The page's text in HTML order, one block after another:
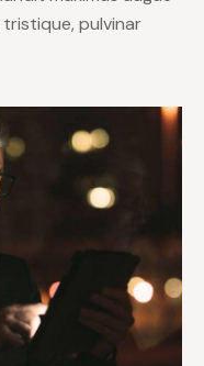
tristique, pulvinar